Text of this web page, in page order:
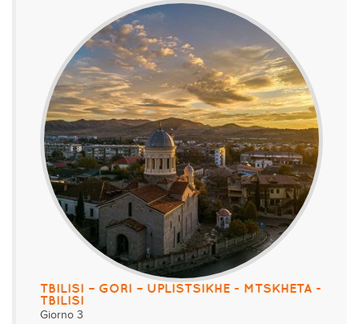
TBILISI – GORI – UPLISTSIKHE - MTSKHETA -
TBILISI
Giorno 3